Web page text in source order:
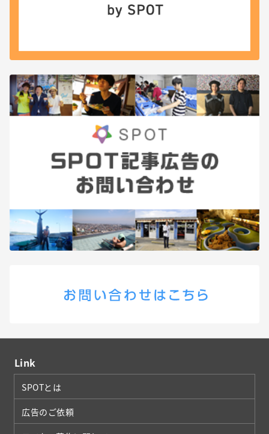
Link
SPOTとは
広告のご依頼